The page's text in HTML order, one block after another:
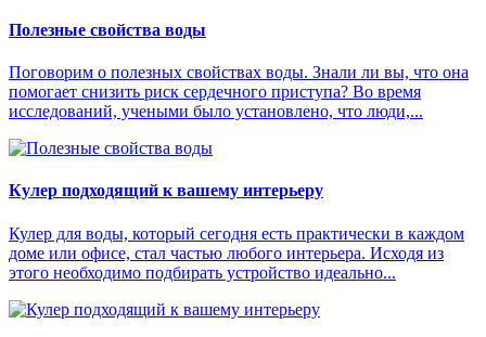
Полезные свойства воды
Поговорим о полезных свойствах воды. Знали ли вы, что она
помогает снизить риск сердечного приступа? Во время
исследований, учеными было установлено, что люди,...
Кулер подходящий к вашему интерьеру
Кулер для воды, который сегодня есть практически в каждом
доме или офисе, стал частью любого интерьера. Исходя из
этого необходимо подбирать устройство идеально...